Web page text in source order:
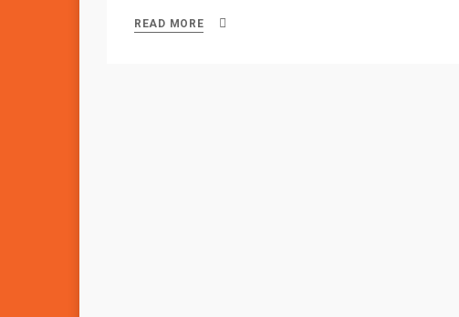
READ MORE